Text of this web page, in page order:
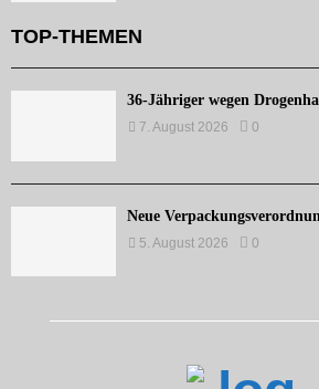
TOP-THEMEN
36-Jähriger wegen
7. August 2026 0
Neue
5. August 2026 0